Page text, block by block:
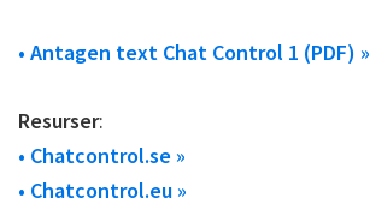
• Antagen text Chat Control 1 (PDF) »
Resurser:
• Chatcontrol.se »
• Chatcontrol.eu »